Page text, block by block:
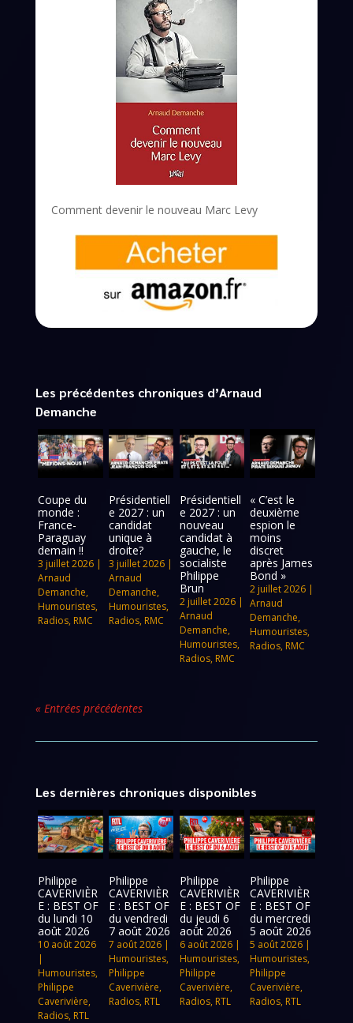
Comment devenir le nouveau Marc Levy
Les précédentes chroniques d’Arnaud
Demanche
Coupe du
monde :
France-
Paraguay
demain !!
3 juillet 2026 |
Arnaud
Demanche,
Humouristes,
Radios, RMC
Présidentiell
e 2027 : un
candidat
unique à
droite?
3 juillet 2026|
Arnaud
Demanche,
Humouristes,
Radios, RMC
Présidentiell
e 2027 : un
nouveau
candidat à
gauche, le
socialiste
Philippe
Brun
2 juillet 2026|
Arnaud
Demanche,
Humouristes,
Radios, RMC
« C’est le
deuxième
espion le
moins
discret
après James
Bond »
2 juillet 2026 |
Arnaud
Demanche,
Humouristes,
Radios, RMC
« Entrées précédentes
Les dernières chroniques disponibles
Philippe
CAVERIVIÈR
E : BEST OF
du lundi 10
août 2026
10 août 2026
|
Humouristes,
Philippe
Caverivière,
Radios, RTL
Philippe
CAVERIVIÈR
E : BEST OF
du vendredi
7 août 2026
7 août 2026|
Humouristes,
Philippe
Caverivière,
Radios, RTL
Philippe
CAVERIVIÈR
E : BEST OF
du jeudi 6
août 2026
6 août 2026|
Humouristes,
Philippe
Caverivière,
Radios, RTL
Philippe
CAVERIVIÈR
E : BEST OF
du mercredi
5 août 2026
5 août 2026 |
Humouristes,
Philippe
Caverivière,
Radios, RTL